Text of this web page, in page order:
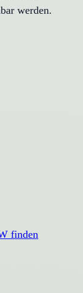
werden.
finden